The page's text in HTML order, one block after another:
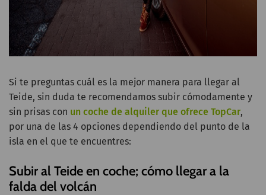
Si te preguntas cuál es la mejor manera para llegar al
Teide, sin duda te recomendamos subir cómodamente y
sin prisas con un coche de alquiler que ofrece TopCar,
por una de las 4 opciones dependiendo del punto de la
isla en el que te encuentres:
Subir al Teide en coche; cómo llegar a la
falda del volcán